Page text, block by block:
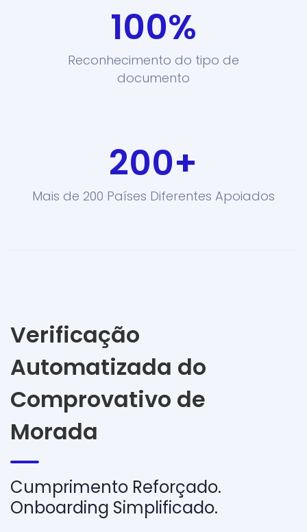
100%
Reconhecimento do tipo de
documento
200+
Mais de 200 Países Diferentes Apoiados
Verificação
Automatizada do
Comprovativo de
Morada
Cumprimento Reforçado.
Onboarding Simplificado.